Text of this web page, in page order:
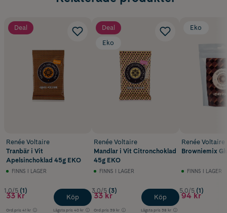
Deal
Renée Voltaire
Tranbär i Vit
Apelsinchoklad 45g EKO
FINNS I LAGER
1.0/5 (1)
33 kr
Ord.pris 41 kr Lägsta pris 40 kr
Köp
Deal
Eko
Renée Voltaire
Mandlar i Vit Citronchoklad
45g EKO
FINNS I LAGER
3.0/5 (3)
33 kr
Ord.pris 39 kr Lägsta pris 38 kr
Köp
Eko
Renée Voltaire
Browniemix
FINNS I LAGER
5.0/5 (1)
94 kr